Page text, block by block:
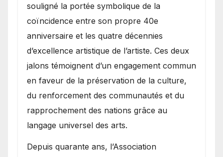
souligné la portée symbolique de la
coïncidence entre son propre 40e
anniversaire et les quatre décennies
d’excellence artistique de l’artiste. Ces deux
jalons témoignent d’un engagement commun
en faveur de la préservation de la culture,
du renforcement des communautés et du
rapprochement des nations grâce au
langage universel des arts.
​Depuis quarante ans, l’Association